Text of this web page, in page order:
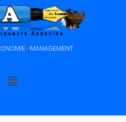
- MANAGEMENT